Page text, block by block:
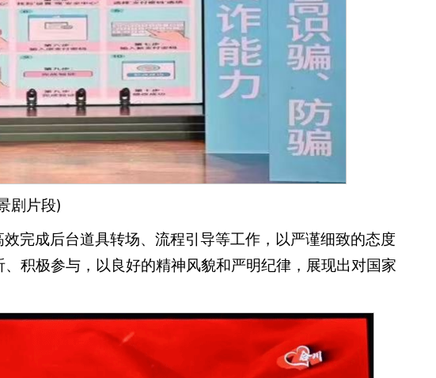
剧片段)
完成后台道具转场、流程引导等工作，以严谨细致的态度
积极参与，以良好的精神风貌和严明纪律，展现出对国家